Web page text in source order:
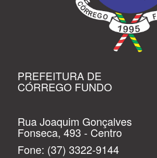
PREFEITURA DE
CÓRREGO FUNDO
Rua Joaquim Gonçalves
Fonseca, 493 - Centro
Fone: (37) 3322-9144